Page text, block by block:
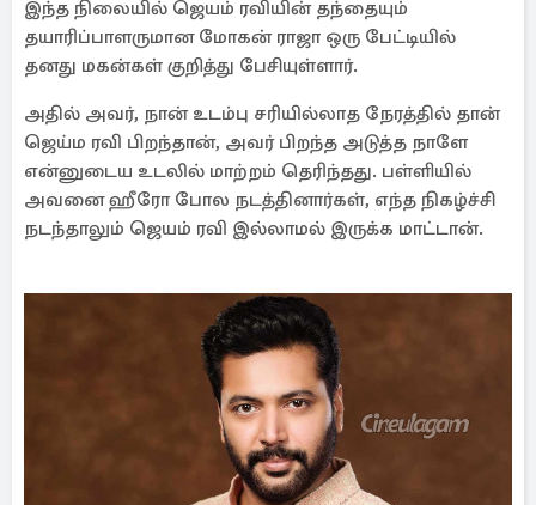
இந்த நிலையில் ஜெயம் ரவியின் தந்தையும்
தயாரிப்பாளருமான மோகன் ராஜா ஒரு பேட்டியில்
தனது மகன்கள் குறித்து பேசியுள்ளார்.
அதில் அவர், நான் உடம்பு சரியில்லாத நேரத்தில் தான்
ஜெய்ம ரவி பிறந்தான், அவர் பிறந்த அடுத்த நாளே
என்னுடைய உடலில் மாற்றம் தெரிந்தது. பள்ளியில்
அவனை ஹீரோ போல நடத்தினார்கள், எந்த நிகழ்ச்சி
நடந்தாலும் ஜெயம் ரவி இல்லாமல் இருக்க மாட்டான்.